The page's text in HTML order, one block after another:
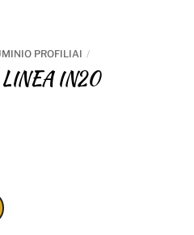
PROFILIAI
LINEA IN20